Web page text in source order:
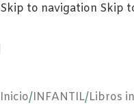
Skip to navigation Skip
Inicio/INFANTIL/Libros